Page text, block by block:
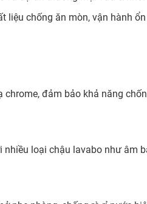
chống ăn mòn, vận hành
đảm bảo khả năng
loại chậu lavabo như âm